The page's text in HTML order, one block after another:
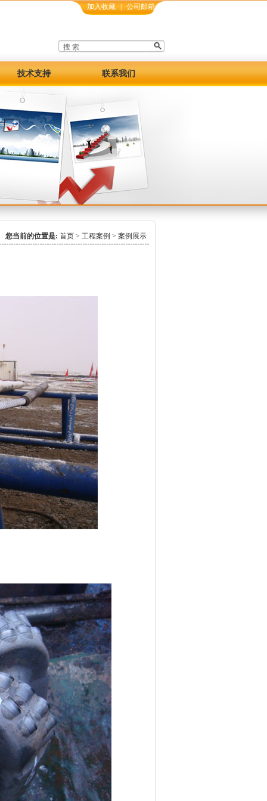
公司邮箱
加入收藏
技术支持 联系我们
您当前的位置是: 首页 > 工程案例 > 案例展示